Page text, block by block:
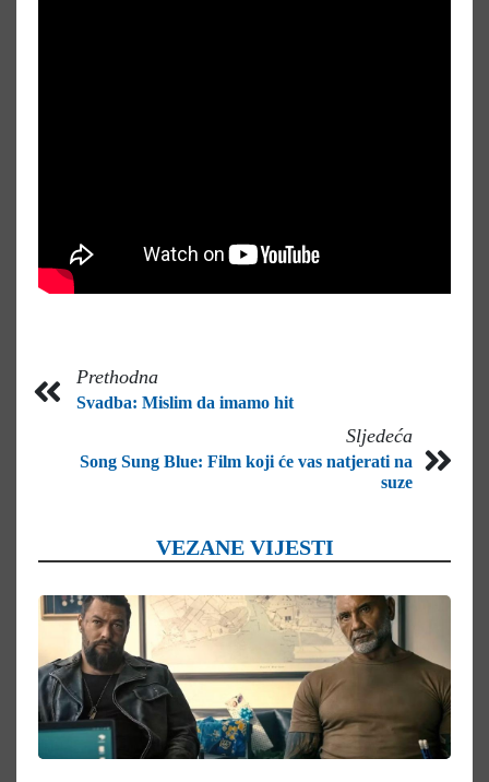
Prethodna
Svadba: Mislim da imamo hit
Sljedeća
Song Sung Blue: Film koji će vas natjerati na
suze
VEZANE VIJESTI